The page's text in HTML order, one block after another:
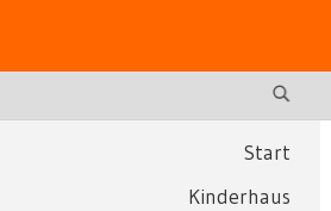
Start
Kinderhaus